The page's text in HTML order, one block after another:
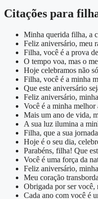
Citações para
Minha querida filha, a
Feliz aniversário, meu
Filha, você é a prova
O tempo voa, mas o
Hoje celebramos não
Filha, você é a minha
Que este aniversário
Feliz aniversário,
Você é a minha
Mais um ano de vida,
A sua luz ilumina a
Filha, que a sua
Hoje é o seu dia,
Parabéns, filha! Que
Você é uma força da
Feliz aniversário,
Meu coração
Obrigada por ser
Cada ano com você é